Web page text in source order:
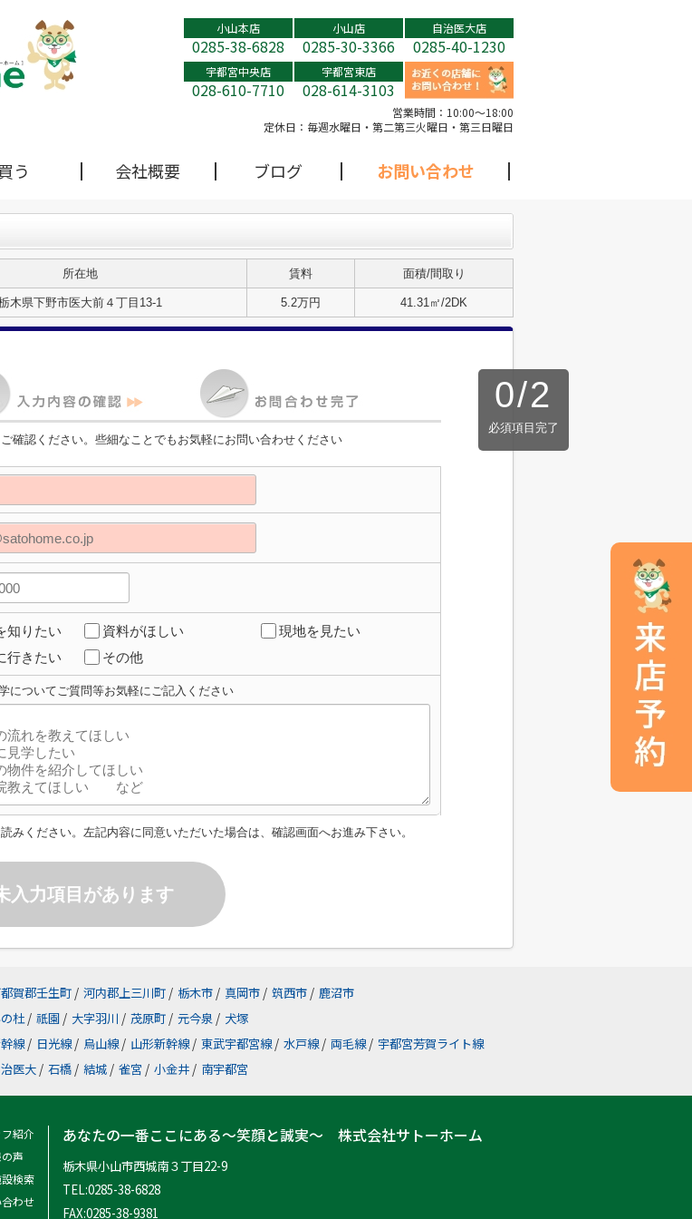
小山本店
0285-38-6828
小山店
0285-30-3366
自治医大店
0285-40-1230
宇都宮中央店
028-610-7710
宇都宮東店
028-614-3103
営業時間： 10:00～18:00
定休日： 毎週水曜日・第二第三火曜日・第三日曜日
買う 会社概要 ブログ お問い合わせ
所在地 賃料 面積/間取り
木県下野市医大前４丁目13-1 5.2万円 41.31㎡/2DK
0/2
必須項目完了
確認ください。些細なことでもお気軽にお問い合わせください
知りたい 資料がほしい
現地を見たい
行きたい
その他
についてご質問等お気軽にご記入ください
みください。左記内容に同意いただいた場合は、確認画面へお進み下さい。
入力項目があります
賀郡壬生町 / 河内郡上三川町 / 栃木市 / 真岡市 / 筑西市 / 鹿沼市
杜 / 祇園 / 大字羽川 / 茂原町 / 元今泉 / 犬塚
線 / 日光線 / 烏山線 / 山形新幹線 / 東武宇都宮線 / 水戸線 / 両毛線 / 宇都宮芳賀ライト線
医大 / 石橋 / 結城 / 雀宮 / 小金井 / 南宇都宮
紹介
声
検索
わせ
あなたの一番ここにある～笑顔と誠実～ 株式会社サトーホーム
栃木県小山市西城南３丁目22-9
TEL:0285-38-6828
FAX:0285-38-9381